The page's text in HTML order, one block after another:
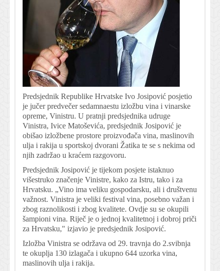
Predsjednik Republike Hrvatske Ivo Josipović posjetio
je jučer predvečer sedamnaestu izložbu vina i vinarske
opreme, Vinistru. U pratnji predsjednika udruge
Vinistra, Ivice Matoševića, predsjednik Josipović je
obišao izložbene prostore proizvođača vina, maslinovih
ulja i rakija u sportskoj dvorani Žatika te se s nekima od
njih zadržao u kraćem razgovoru.
Predsjednik Josipović je tijekom posjete istaknuo
višestruko značenje Vinistre, kako za Istru, tako i za
Hrvatsku. „Vino ima veliku gospodarsku, ali i društvenu
važnost. Vinistra je veliki festival vina, posebno važan i
zbog raznolikosti i zbog kvalitete. Ovdje su se okupili
šampioni vina. Riječ je o jednoj kvalitetnoj i dobroj priči
za Hrvatsku," izjavio je predsjednik Josipović.
Izložba Vinistra se održava od 29. travnja do 2.svibnja
te okuplja 130 izlagača i ukupno 644 uzorka vina,
maslinovih ulja i rakija.